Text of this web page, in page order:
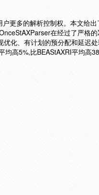
更多的解析控制权。本文给
在经过了严格
化、有计划的预分配和延迟
高5%,比BEAStAXRI平均高